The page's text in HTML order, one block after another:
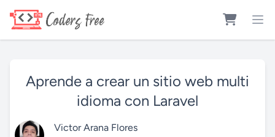
Aprende a crear un sitio web multi
idioma con Laravel
Victor Arana Flores